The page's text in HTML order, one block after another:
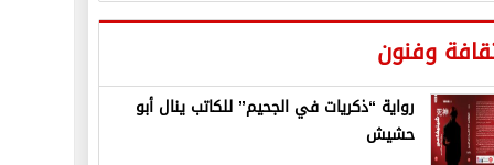
وفنون
رواية “ذكريات في الجحيم” للكاتب ينال أبو
حشيش